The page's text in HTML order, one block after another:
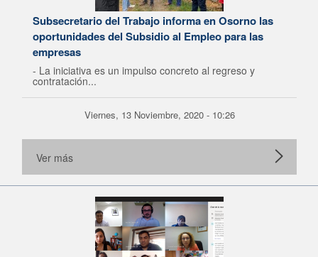
Subsecretario del Trabajo informa en Osorno las
oportunidades del Subsidio al Empleo para las
empresas
- La iniciativa es un impulso concreto al regreso y
contratación...
Viernes, 13 Noviembre, 2020 - 10:26
Ver más